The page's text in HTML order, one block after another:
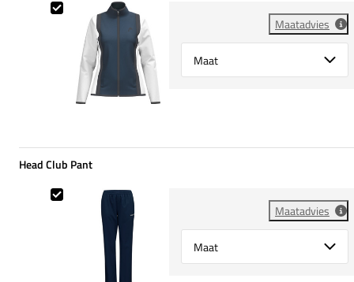
Maatadvies
Select {option} for {name}
Head Club Jacket
Head Club Pant
Maatadvies
Select {option} for {name}
Head Club Pant